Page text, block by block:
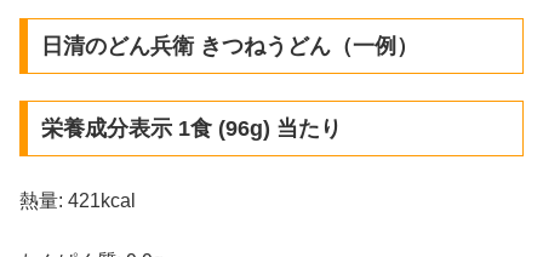
日清のどん兵衛 きつねうどん（一例）
栄養成分表示 1食 (96g) 当たり
熱量: 421kcal